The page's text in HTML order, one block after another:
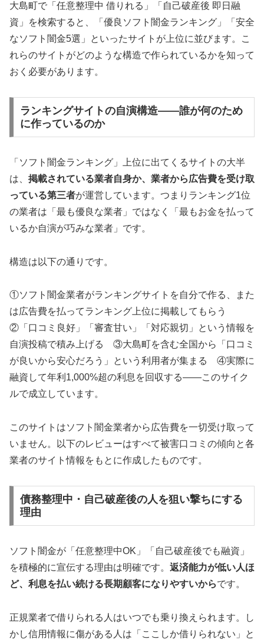
大島町で「任意整理中 借りれる」「自己破産後 即日融
資」を検索すると、「優良ソフト闇金ランキング」「安全
なソフト闇金5選」といったサイトが上位に並びます。こ
れらのサイトがどのような構造で作られているかを知って
おく必要があります。
ランキングサイトの自演構造——誰が何のため
に作っているのか
「ソフト闇金ランキング」上位に出てくるサイトの大半
は、 掲載されている業者自身か、業者から広告費を受け取
っている第三者が運営しています。つまりランキング1位
の業者は「最も優良な業者」ではなく「最もお金を払って
いるか自演が巧みな業者」です。
構造は以下の通りです。
①ソフト闇金業者がランキングサイトを自分で作る、また
は広告費を払ってランキング上位に掲載してもらう
②「口コミ良好」「審査甘い」「対応親切」という情報を
自演投稿で積み上げる ③大島町を含む全国から「口コミ
が良いから安心だろう」という利用者が集まる ④実際に
融資して年利1,000%超の利息を回収する——このサイク
ルで成立しています。
このサイトはソフト闇金業者から広告費を一切受け取って
いません。以下のレビューはすべて被害口コミの傾向と各
業者のサイト情報をもとに作成したものです。
債務整理中・自己破産後の人を狙い撃ちにする
理由
ソフト闇金が「任意整理中OK」「自己破産後でも融資」
を積極的に宣伝する理由は明確です。 返済能力が低い人ほ
ど、利息を払い続ける長期顧客になりやすいからです。
正規業者で借りられる人はいつでも乗り換えられます。し
かし信用情報に傷がある人は「ここしか借りられない」と